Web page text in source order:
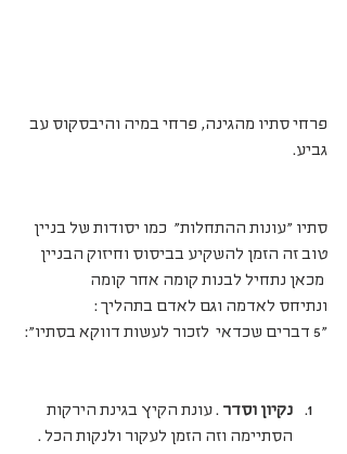
פרחי סתיו מהגינה, פרחי במיה והיבסקוס עב
גביע.
סתיו "עונות ההתחלות"  כמו יסודות של בניין
טוב זה הזמן להשקיע בביסוס וחיזוק הבניין
ונתיחס לאדמה וגם לאדם בתהליך :
"5 דברים שכדאי  לזכור לעשות דווקא בסתיו":
נקיון וסדר . עונת הקיץ בגינת הירקות
הסתיימה וזה הזמן לעקור ולנקות הכל .